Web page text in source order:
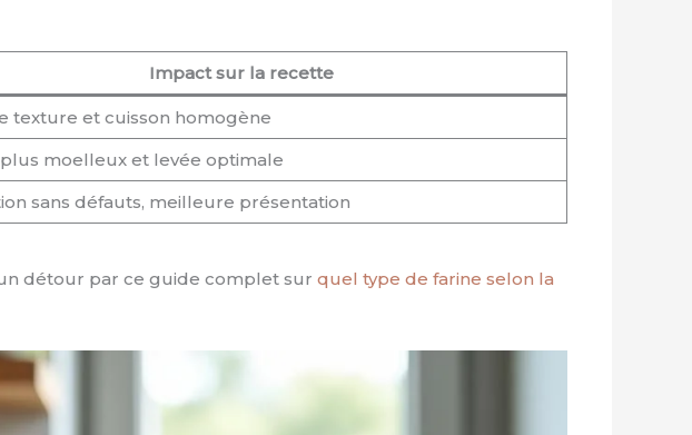
Impact sur la recette
texture et cuisson homogène
moelleux et levée optimale
sans défauts, meilleure présentation
détour par ce guide complet sur quel type de farine selon la